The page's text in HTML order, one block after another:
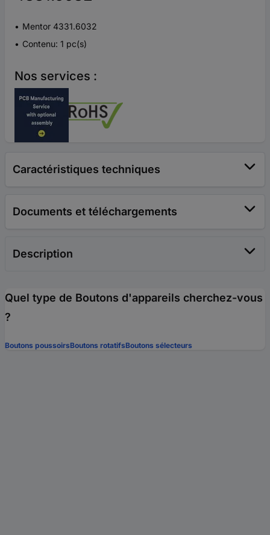
Mentor 4331.6032
Contenu: 1 pc(s)
Nos services :
Caractéristiques techniques
Documents et téléchargements
Description
Quel type de Boutons d'appareils cherchez-vous
?
Boutons poussoirsBoutons rotatifsBoutons sélecteurs